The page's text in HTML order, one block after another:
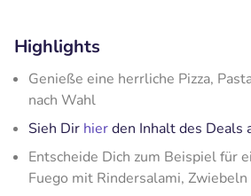
Highlights
Genieße eine herrliche Pizza,
nach Wahl
Sieh Dir hierden Inhalt des Deals
Entscheide Dich zum Beispiel für
Fuego mit Rindersalami, Zwiebeln